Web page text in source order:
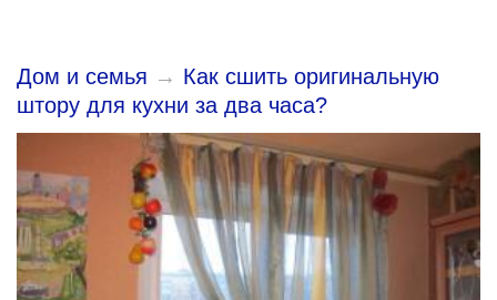
Дом и семья → Как сшить оригинальную
штору для кухни за два часа?